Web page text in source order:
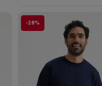
-28%